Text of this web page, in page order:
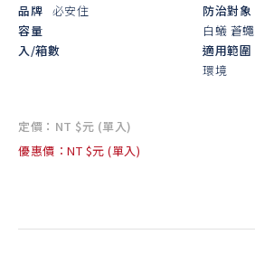
品牌 必安住
容量
入/箱數
防治對象
白蟻 蒼蠅
適用範圍
環境
定價：NT $元 (單入)
優惠價：NT $元 (單入)